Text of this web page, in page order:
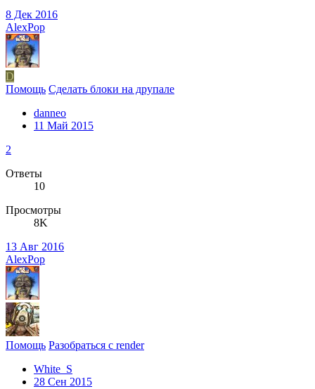
8 Дек 2016
AlexPop
D
Помощь Сделать блоки на друпале
danneo
11 Май 2015
2
Ответы
10
Просмотры
8K
13 Авг 2016
AlexPop
Помощь Разобраться с render
White_S
28 Сен 2015